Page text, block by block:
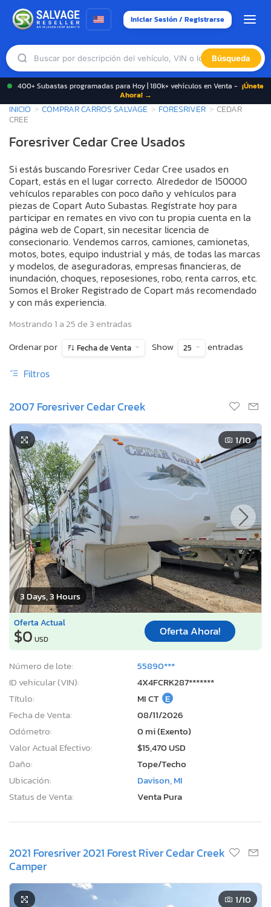
Iniciar Sesión / Registrarse
Búsqueda
400+ Subastas programadas para Hoy | 180k+ vehículos en Venta - ¡Únete
Ahora! →
INICIO COMPRAR CARROS SALVAGE FORESRIVER
CEDAR
CREE
Foresriver Cedar Cree Usados
Si estás buscando Foresriver Cedar Cree usados en
Copart, estás en el lugar correcto. Alrededor de 150000
vehículos reparables con poco daño y vehículos para
piezas de Copart Auto Subastas. Regístrate hoy para
participar en remates en vivo con tu propia cuenta en la
página web de Copart, sin necesitar licencia de
consecionario. Vendemos carros, camiones, camionetas,
motos, botes, equipo industrial y más, de todas las marcas
y modelos, de aseguradoras, empresas financieras, de
inundación, choques, reposesiones, robo, renta carros, etc.
Somos el Broker Registrado de Copart más recomendado
y con más experiencia.
Mostrando 1 a 25 de 3 entradas
Ordenar por
Fecha de Venta Show 25 entradas
Filtros
2007 Foresriver Cedar Creek
3 Days, 3 Hours
1/10
Oferta Actual
$0 USD
Oferta Ahora!
Número de lote:
55890***
ID vehicular (VIN):
4X4FCRK287*******
Título:
MI CT E
Fecha de Venta:
08/11/2026
Odómetro:
0 mi (Exento)
Valor Actual Efectivo:
$15,470 USD
Daño:
Tope/Techo
Ubicación:
Davison, MI
Status de Venta:
Venta Pura
2021 Foresriver 2021 Forest River Cedar Creek
Camper
1/10